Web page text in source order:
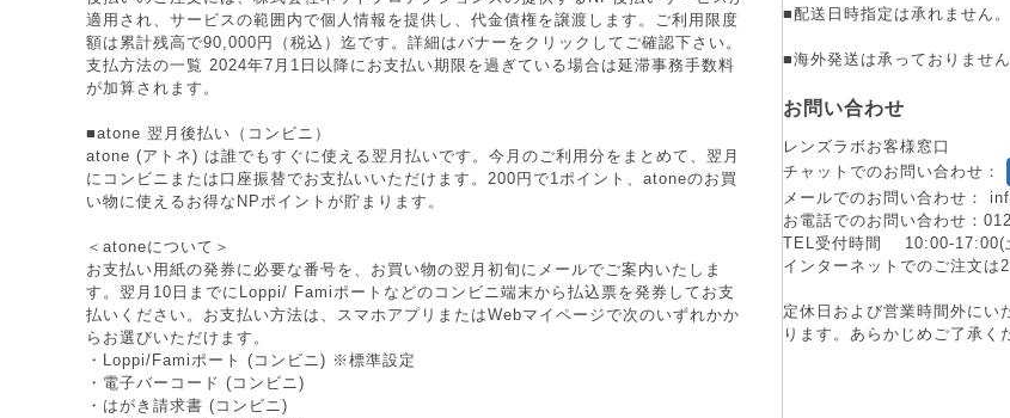
適用され、サービスの範囲内で個人情報を提供し、代金債権を譲渡します。ご利用限度
額は累計残高で90,000円（税込）迄です。詳細はバナーをクリックしてご確認下さい。
支払方法の一覧 2024年7月1日以降にお支払い期限を過ぎている場合は延滞事務手数料
が加算されます。
■atone 翌月後払い（コンビニ）
atone (アトネ) は誰でもすぐに使える翌月払いです。今月のご利用分をまとめて、翌月
にコンビニまたは口座振替でお支払いいただけます。200円で1ポイント、atoneのお買
い物に使えるお得なNPポイントが貯まります。
＜atoneについて＞
お支払い用紙の発券に必要な番号を、お買い物の翌月初旬にメールでご案内いたしま
す。翌月10日までにLoppi/ Famiポートなどのコンビニ端末から払込票を発券してお支
払いください。お支払い方法は、スマホアプリまたはWebマイページで次のいずれかか
らお選びいただけます。
・Loppi/Famiポート (コンビニ) ※標準設定
・電子バーコード (コンビニ)
・はがき請求書 (コンビニ)
■配送日時指定は承れません。
■海外発送は承っておりません
お問い合わせ
レンズラボお客様窓口
チャットでのお問い合わせ：
メールでのお問い合わせ：
お電話でのお問い合わせ：
TEL受付時間 10:00-17:00(
インターネットでのご注文は
定休日および営業時間外にい
ります。あらかじめご了承く